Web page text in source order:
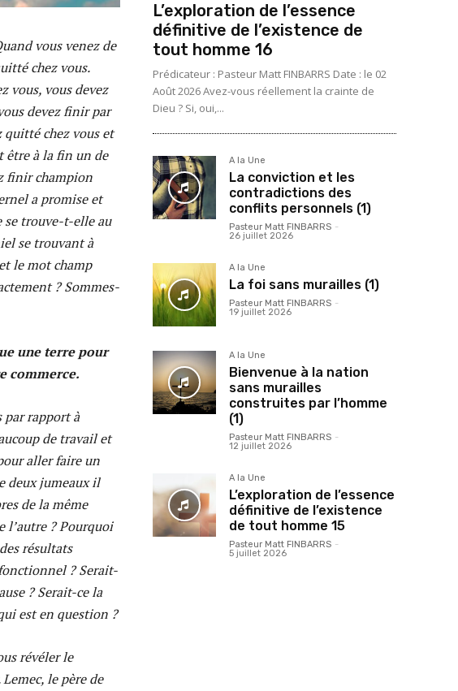
vous venez de
chez vous.
vous, vous devez
devez finir par
chez vous et
être à la fin un de
finir champion
a promise et
se trouve-t-elle au
se trouvant à
le mot champ
? Sommes-
une terre pour
commerce.
rapport à
de travail et
aller faire un
deux jumeaux il
de la même
l’autre ? Pourquoi
résultats
? Serait-
? Serait-ce la
est en question ?
révéler le
le père de
L’exploration de l’essence
définitive de l’existence de
tout homme 16
Prédicateur : Pasteur Matt FINBARRS Date : le 02
Août 2026 Avez-vous réellement la crainte de
Dieu ? Si, oui,...
A la Une
La conviction et les
contradictions des
conflits personnels (1)
Pasteur Matt FINBARRS -
26 juillet 2026
A la Une
La foi sans murailles (1)
Pasteur Matt FINBARRS -
19 juillet 2026
A la Une
Bienvenue à la nation
sans murailles
construites par l’homme
(1)
Pasteur Matt FINBARRS -
12 juillet 2026
A la Une
L’exploration de l’essence
définitive de l’existence
de tout homme 15
Pasteur Matt FINBARRS -
5 juillet 2026